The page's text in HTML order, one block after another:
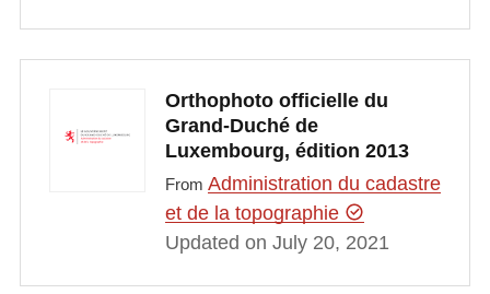
Orthophoto officielle du
Grand-Duché de
Luxembourg, édition 2013
From Administration du cadastre
et de la topographie
Updated on July 20, 2021